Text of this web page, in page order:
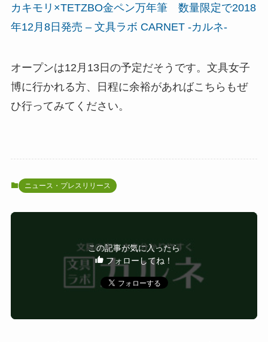
カキモリ×TETZBO金ペン万年筆 数量限定で2018
年12月8日発売 – 文具ラボ CARNET -カルネ-
オープンは12月13日の予定だそうです。文具女子
博に行かれる方、日程に余裕があればこちらもぜ
ひ行ってみてください。
ニュース・プレスリリース
この記事が気に入ったら
フォローしてね！